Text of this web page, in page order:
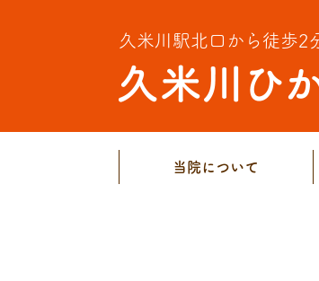
久米川駅北口から徒歩2
当院について